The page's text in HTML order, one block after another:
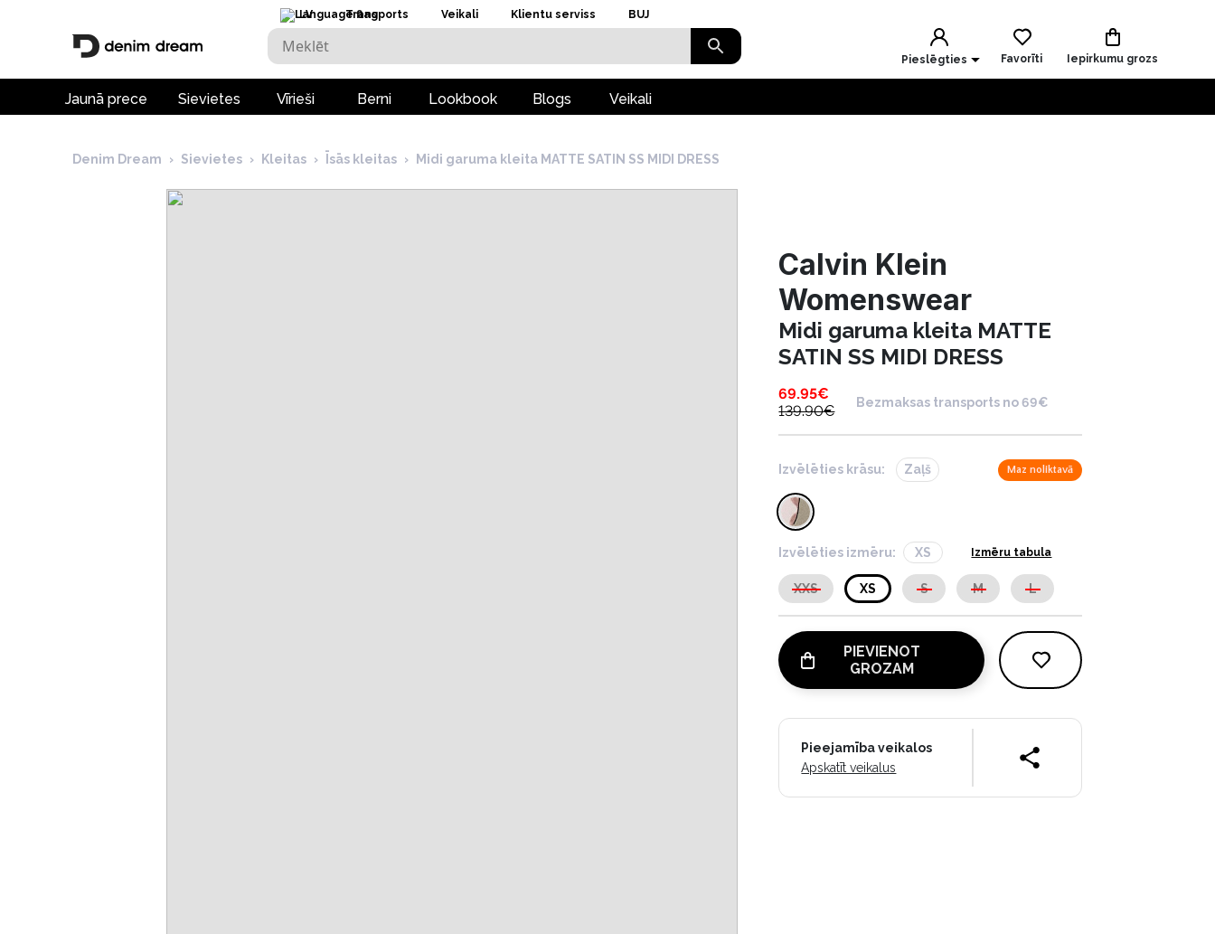
LV Transports Veikali Klientu serviss BUJ
Pieslēgties Favorīti Iepirkumu grozs
Jaunā prece Sievietes Vīrieši Berni Lookbook Blogs Veikali
Denim Dream › Sievietes › Kleitas › Īsās kleitas › Midi garuma kleita MATTE SATIN SS MIDI DRESS
Calvin Klein
Womenswear
Midi garuma kleita MATTE
SATIN SS MIDI DRESS
69.95€
139.90€
Bezmaksas transports no 69€
Izvēlēties krāsu: Zaļš Maz noliktavā
Izvēlēties izmēru: XS Izmēru tabula
XXS XS S M L
PIEVIENOT
GROZAM
Pieejamība veikalos
Apskatīt veikalus